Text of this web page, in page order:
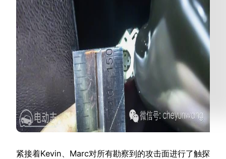
紧接着Kevin、Marc对所有勘察到的攻击面进行了触探